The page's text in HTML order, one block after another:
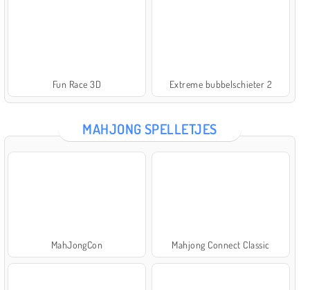
Fun Race 3D Extreme bubbelschieter 2
MAHJONG SPELLETJES
MahJongCon Mahjong Connect Classic